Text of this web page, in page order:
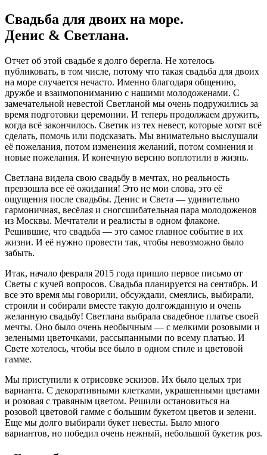
Свадьба для двоих на море.
Денис & Светлана.
Отчет об этой свадьбе я долго берегла. Не хотелось
публиковать, в том числе, потому что такая свадьба для двоих
на море случается нечасто. Именно благодаря общению,
дружбе и взаимопониманию с нашими молодоженами. С
замечательной невестой Светланой мы очень подружились за
время подготовки церемонии. И теперь продолжаем дружить,
когда всё закончилось. Светик из тех невест, которые хотят всё
сделать, помочь или подсказать. Мы внимательно выслушали
её пожелания, потом изменения желаний, потом сомнения и
новые пожелания. И конечную версию воплотили в жизнь.
Светлана видела свою свадьбу в мечтах, но реальность
превзошла все её ожидания! Это не мои слова, это её
ощущения после свадьбы. Денис и Света — удивительно
гармоничная, весёлая и сногсшибательная пара молодоженов
из Москвы. Мечтатели и реалисты в одном флаконе.
Решившие, что свадьба — это самое главное событие в их
жизни. И её нужно провести так, чтобы невозможно было
забыть.
Итак, начало февраля 2015 года пришло первое письмо от
Светы с кучей вопросов. Свадьба планируется на сентябрь. И
все это время мы говорили, обсуждали, смеялись, выбирали,
строили и собирали вместе такую долгожданную и очень
желанную свадьбу! Светлана выбрала свадебное платье своей
мечты. Оно было очень необычным — с мелкими розовыми и
зелеными цветочками, рассыпанными по всему платью. И
Свете хотелось, чтобы все было в одном стиле и цветовой
гамме.
Мы приступили к отрисовке эскизов. Их было целых три
варианта. С декоративными клетками, украшенными цветами
и розовая с травяным цветом. Решили остановиться на
розовой цветовой гамме с большим букетом цветов и зелени.
Еще мы долго выбирали букет невесты. Было много
вариантов, но победил очень нежный, небольшой букетик роз.